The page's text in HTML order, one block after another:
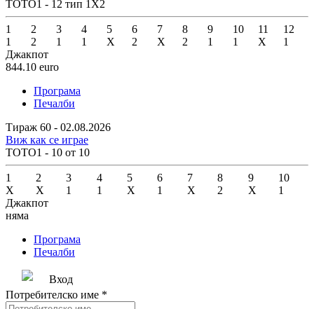
ТОТО1 - 12 тип 1X2
1
1
2
2
3
1
4
1
5
X
6
2
7
X
8
2
9
1
10
1
11
X
12
1
Джакпот
844.10 euro
Програма
Печалби
Тираж 60 - 02.08.2026
Виж как се играе
ТОТО1 - 10 от 10
1
X
2
X
3
1
4
1
5
X
6
1
7
X
8
2
9
X
10
1
Джакпот
няма
Програма
Печалби
Вход
Потребителско име *